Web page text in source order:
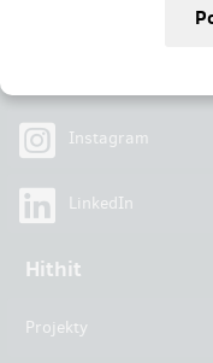
Instagram
LinkedIn
Hithit
Projekty